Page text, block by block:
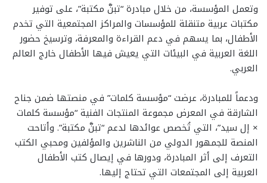
وتعمل المؤسسة، من خلال مبادرة “تبنَّ مكتبة”، على توفير
مكتبات عربية متنقلة للمؤسسات والمراكز المجتمعية التي تخدم
الأطفال، بما يسهم في دعم القراءة والمعرفة، وترسيخ حضور
اللغة العربية في البيئات التي يعيش فيها الأطفال خارج العالم
العربي.
ودعماً للمبادرة، عرضت “مؤسسة كلمات” في منصتها ضمن جناح
الشارقة في المعرض مجموعة المنتجات الفنية “مؤسسة كلمات
× إل سيد”، التي تُخصص عوائدها لدعم “تبنَّ مكتبة”. وأتاحت
المنصة للجمهور الدولي من الناشرين والمؤلفين ومحبي الكتب
التعرف إلى أثر المبادرة، ودورها في إيصال كتب الأطفال
العربية إلى المجتمعات التي تحتاج إليها.